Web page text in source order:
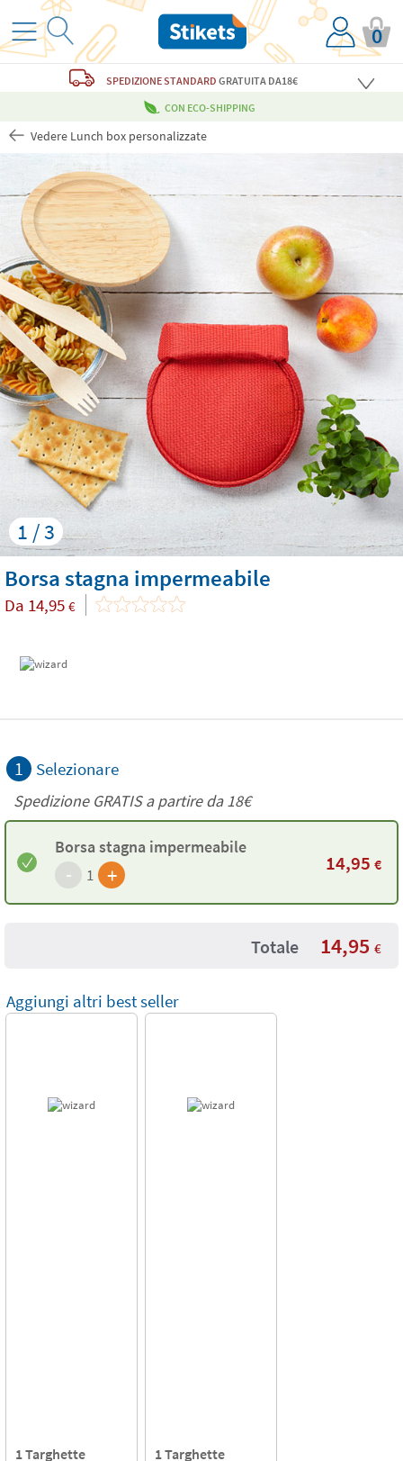
0
SPEDIZIONE STANDARD GRATUITADA18€
CON ECO-SHIPPING
Vedere Lunch box personalizzate
1 / 3
Borsa stagna impermeabile
Da 14,95 €
1 Selezionare
Spedizione GRATIS a partire da18€
Borsa stagna impermeabile
- 1 + 14,95 €
Totale 14,95 €
Aggiungi altri best seller
1 Targhette
1 Targhette